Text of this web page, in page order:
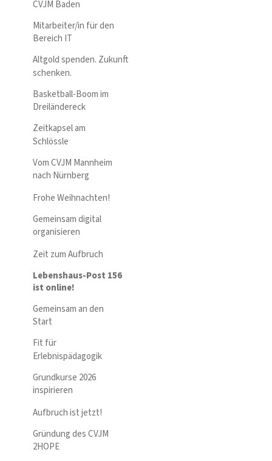
CVJM Baden
Mitarbeiter/in für den
Bereich IT
Altgold spenden. Zukunft
schenken.
Basketball-Boom im
Dreiländereck
Zeitkapsel am
Schlössle
Vom CVJM Mannheim
nach Nürnberg
Frohe Weihnachten!
Gemeinsam digital
organisieren
Zeit zum Aufbruch
Lebenshaus-Post 156
ist online!
Gemeinsam an den
Start
Fit für
Erlebnispädagogik
Grundkurse 2026
inspirieren
Aufbruch ist jetzt!
Gründung des CVJM
2HOPE